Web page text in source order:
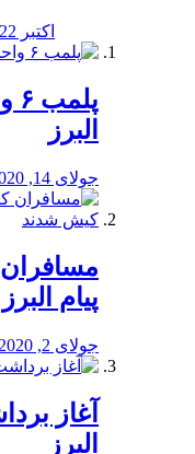
اکتبر 22, 2019
البرز
جولای 14, 2020
پیام
جولای 2, 2020
آغاز
البرز